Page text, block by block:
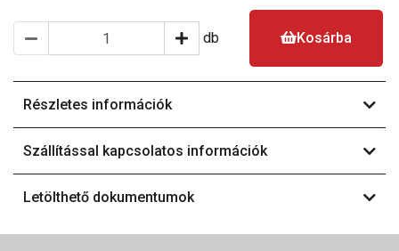
db Kosárba
Részletes információk
Szállítással kapcsolatos információk
Letölthető dokumentumok